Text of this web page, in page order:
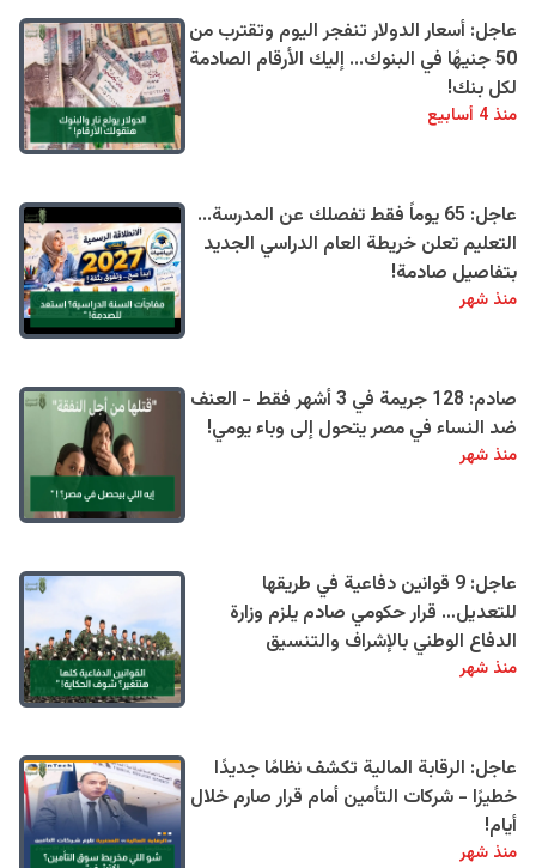
عاجل: أسعار الدولار تنفجر اليوم وتقترب من
50 جنيهًا في البنوك... إليك الأرقام الصادمة
لكل بنك!
منذ 4 أسابيع
عاجل: 65 يوماً فقط تفصلك عن المدرسة...
التعليم تعلن خريطة العام الدراسي الجديد
بتفاصيل صادمة!
منذ شهر
صادم: 128 جريمة في 3 أشهر فقط - العنف
ضد النساء في مصر يتحول إلى وباء يومي!
منذ شهر
عاجل: 9 قوانين دفاعية في طريقها
للتعديل… قرار حكومي صادم يلزم وزارة
الدفاع الوطني بالإشراف والتنسيق
منذ شهر
عاجل: الرقابة المالية تكشف نظامًا جديدًا
خطيرًا - شركات التأمين أمام قرار صارم خلال
أيام!
منذ شهر